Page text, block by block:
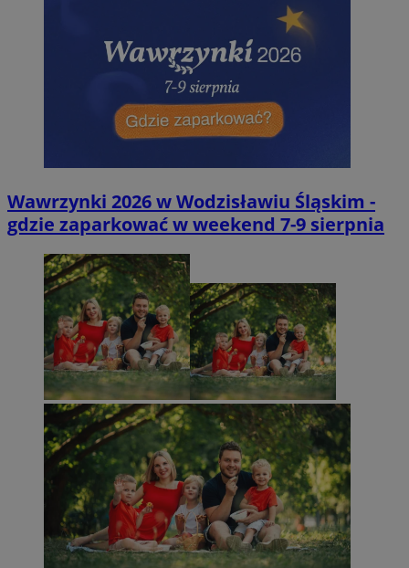
Wawrzynki 2026 w Wodzisławiu Śląskim -
gdzie zaparkować w weekend 7-9 sierpnia